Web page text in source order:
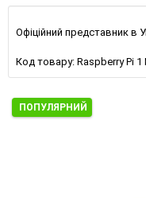
Офіційний представник в
Код товару: Raspberry Pi 1
ПОПУЛЯРНИЙ